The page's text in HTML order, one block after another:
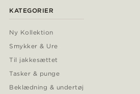
KATEGORIER
Ny Kollektion
Smykker & Ure
Til jakkesættet
Tasker & punge
Beklædning & undertøj